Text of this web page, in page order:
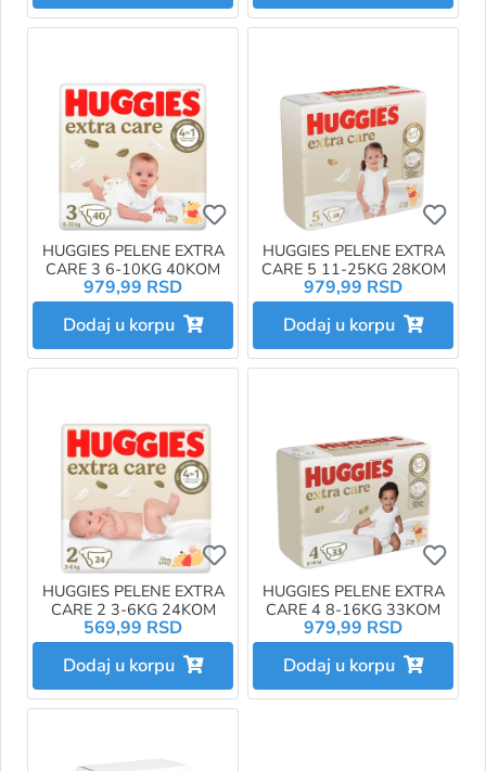
Ukoliko želite da dodate
HUGGIES PELENE EXTRA
CARE 3 6-10KG 40KOM
979,99 RSD
Dodaj u korpu
HUGGIES PELENE EXTRA
CARE 5 11-25KG 28KOM
979,99 RSD
Dodaj u korpu
Ukoliko želite da dodate
HUGGIES PELENE EXTRA
CARE 2 3-6KG 24KOM
569,99 RSD
Dodaj u korpu
HUGGIES PELENE EXTRA
CARE 4 8-16KG 33KOM
979,99 RSD
Dodaj u korpu